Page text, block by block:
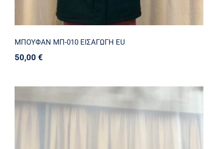
ΜΠΟΥΦΑΝ ΜΠ-010 ΕΙΣΑΓΩΓΗ EU
50,00 €